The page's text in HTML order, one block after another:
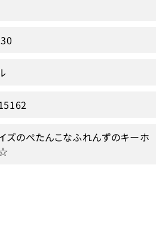
ズのぺたんこなふれんずのキーホ